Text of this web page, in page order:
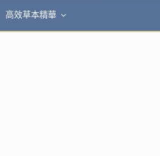
高效草本精華